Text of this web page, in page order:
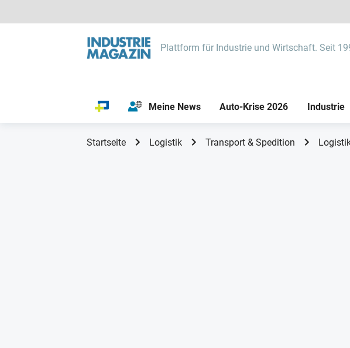
Plattform für Industrie und Wirtschaft. Seit
Meine News Auto-Krise 2026 Industrie
Startseite Logistik Transport & Spedition